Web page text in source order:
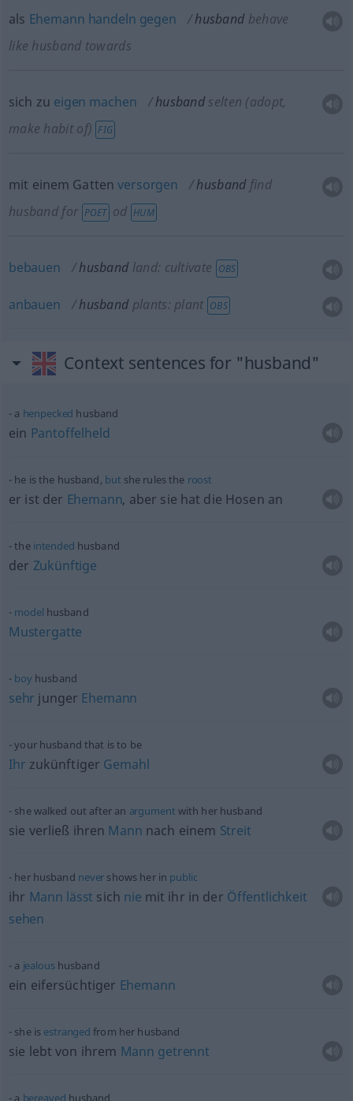
als Ehemann handeln gegen husband behave
like husband towards
sich zu eigen machen husband selten (adopt,
make habit of) FIG
mit einem Gattenversorgen husband find
husband for POET od HUM
bebauen husband land: cultivate OBS
anbauen husband plants: plant OBS
Context sentences for "husband"
a henpecked husband
ein Pantoffelheld
he is the husband, but she rules the roost
er ist der Ehemann, aber sie hat die Hosen an
the intended husband
der Zukünftige
model husband
Mustergatte
boyhusband
sehr junger Ehemann
your husband that is to be
Ihr zukünftiger Gemahl
she walked out after an argument with her husband
sie verließ ihren Mann nach einem Streit
her husband never shows her in public
ihr Mann lässt sich nie mit ihr in der Öffentlichkeit
sehen
a jealoushusband
ein eifersüchtiger Ehemann
she is estranged from her husband
sie lebt von ihrem Mann getrennt
a bereaved husband